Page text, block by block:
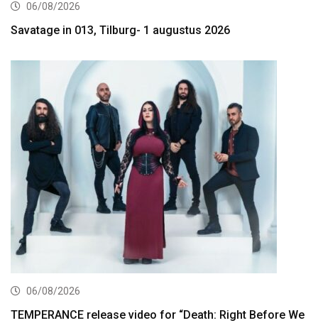
06/08/2026
Savatage in 013, Tilburg- 1 augustus 2026
06/08/2026
TEMPERANCE release video for “Death: Right Before We